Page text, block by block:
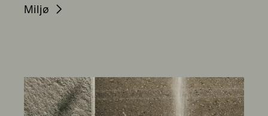
Miljø